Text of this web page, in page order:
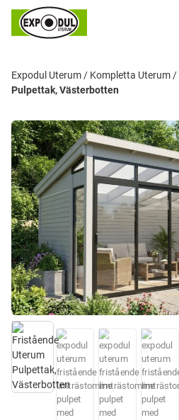
Expodul Uterum/ Kompletta Uterum/
Pulpettak, Västerbotten